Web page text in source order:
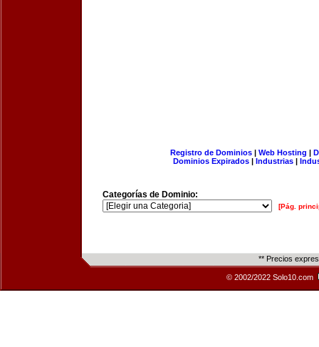
Registro de Dominios| Web Hosting |
Dominios Expirados | Industrias |
Categorías de Dominio:
[Pág.
** Precios
© 2002/2022 Solo10.com